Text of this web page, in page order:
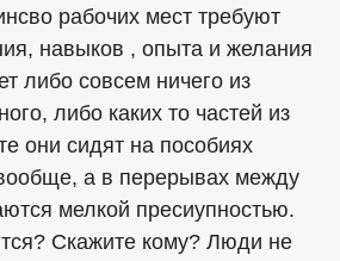
рабочих мест требуют
навыков , опыта и желания
либо совсем ничего из
либо каких то частей из
они сидят на пособиях
а в перерывах между
мелкой пресиупностью.
Скажите кому? Люди не